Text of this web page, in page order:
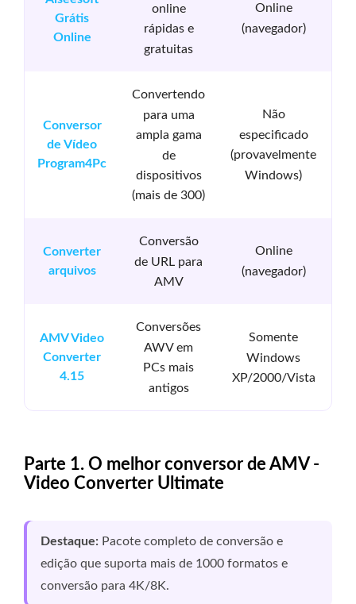
Grátis
Online
online
rápidas e
gratuitas
Online
(navegador)
Conversor
de Vídeo
Program4Pc
Convertendo
para uma
ampla gama
de
dispositivos
(mais de 300)
Não
especificado
(provavelmente
Windows)
Converter
arquivos
Conversão
de URL para
AMV
Online
(navegador)
AMV Video
Converter
4.15
Conversões
AWV em
PCs mais
antigos
Somente
Windows
XP/2000/Vista
Parte 1. O melhor conversor de AMV -
Video Converter Ultimate
Destaque: Pacote completo de conversão e
edição que suporta mais de 1000 formatos e
conversão para 4K/8K.